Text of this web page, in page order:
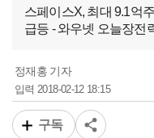
스페이스X, 최대 9.1억
급등 - 와우넷 오늘장전
정재홍 기자
입력2018-02-12 18:15
구독